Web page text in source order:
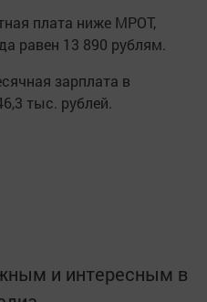
плата ниже МРОТ,
равен 13 890 рублям.
зарплата в
тыс. рублей.
и интересным в